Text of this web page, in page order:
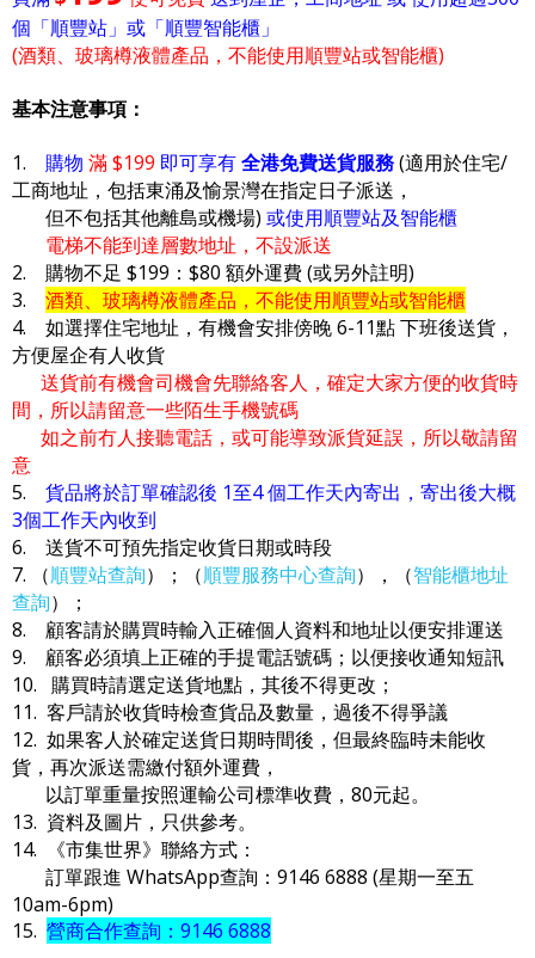
個「順豐站」或「順豐智能櫃」
(酒類、玻璃樽液體產品，不能使用順豐站或智能櫃)
基本注意事項：
1. 購物 滿 $199 即可享有全港免費送貨服務(適用於住宅/
工商地址，包括東涌及愉景灣在指定日子派送，
但不包括其他離島或機場) 或使用順豐站及智能櫃
電梯不能到達層數地址，不設派送
2. 購物不足 $199：$80 額外運費 (或另外註明)
3. 酒類、玻璃樽液體產品，不能使用順豐站或智能櫃
4. 如選擇住宅地址，有機會安排傍晚 6-11點 下班後送貨，
方便屋企有人收貨
送貨前有機會司機會先聯絡客人，確定大家方便的收貨時
間，所以請留意一些陌生手機號碼
如之前冇人接聽電話，或可能導致派貨延誤，所以敬請留
意
5. 貨品將於訂單確認後 1至4 個工作天內寄出，寄出後大概
3個工作天內收到
6. 送貨不可預先指定收貨日期或時段
7. （順豐站查詢）；（順豐服務中心查詢），（智能櫃地址
查詢）；
8. 顧客請於購買時輸入正確個人資料和地址以便安排運送
9. 顧客必須填上正確的手提電話號碼；以便接收通知短訊
10. 購買時請選定送貨地點，其後不得更改；
11. 客戶請於收貨時檢查貨品及數量，過後不得爭議
12. 如果客人於確定送貨日期時間後，但最終臨時未能收
貨，再次派送需繳付額外運費，
以訂單重量按照運輸公司標準收費，80元起。
13. 資料及圖片，只供參考。
14. 《市集世界》聯絡方式：
訂單跟進 WhatsApp查詢：9146 6888 (星期一至五
10am-6pm)
15. 營商合作查詢：9146 6888